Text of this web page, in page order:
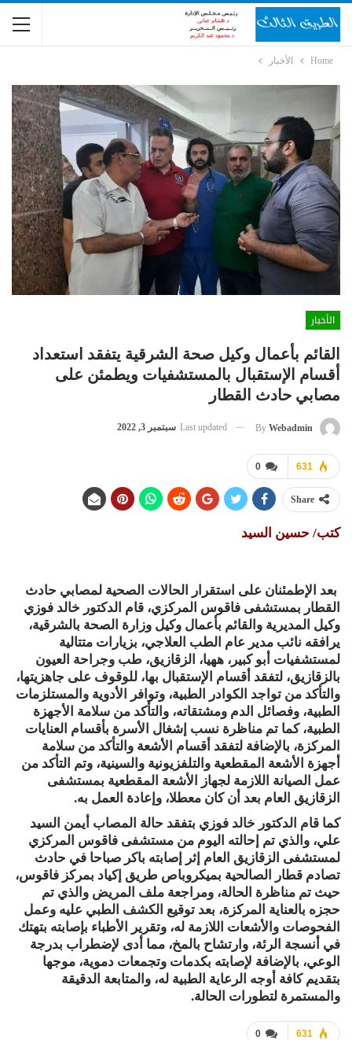
Home الأخبار
الأخبار
القائم بأعمال وكيل صحة الشرقية يتفقد استعداد
أقسام الإستقبال بالمستشفيات ويطمئن على
مصابي حادث القطار
By Webadmin
Last updated سبتمبر 3, 2022
0 631
Share
كتب/ حسين السيد
بعد الإطمئنان على استقرار الحالات الصحية لمصابي حادث
القطار بمستشفى فاقوس المركزي، قام الدكتور خالد فوزي
وكيل المديرية والقائم بأعمال وكيل وزارة الصحة بالشرقية،
يرافقه نائب مدير عام الطب العلاجي، بزيارات متتالية
لمستشفيات أبو كبير، ههيا، الزقازيق، طب وجراحة العيون
بالزقازيق، لتفقد أقسام الإستقبال بها، للوقوف على جاهزيتها،
والتأكد من تواجد الكوادر الطبية، وتوافر الأدوية والمستلزمات
الطبية، وفصائل الدم ومشتقاته، والتأكد من سلامة الأجهزة
الطبية، كما تم مناظرة نسب إشغال الأسرة بأقسام العنايات
المركزة، بالإضافة لتفقد أقسام الأشعة والتأكد من سلامة
أجهزة الأشعة المقطعية والتلفزيونية والسينية، وتم التأكد من
عمل الصيانة اللازمة لجهاز الأشعة المقطعية بمستشفى
الزقازيق العام بعد أن كان معطلا، وإعادة العمل به.
كما قام الدكتور خالد فوزي بتفقد حالة المصاب أيمن السيد
علي، والذي تم إحالته اليوم من مستشفى فاقوس المركزي
لمستشفى الزقازيق العام إثر إصابته باكر صباحا في حادث
تصادم قطار الصالحية بميكروباص طريق إكياد بمركز فاقوس،
حيث تم مناظرة الحالة، ومراجعة ملف المريض والذي تم
حجزه بالعناية المركزة، بعد توقيع الكشف الطبي عليه وعمل
الفحوصات والأشعات اللازمة له، وتقرير الأطباء بإصابته بتهتك
في أنسجة الرئة، وارتشاح بالمخ، مما أدى لإضطراب بدرجة
الوعي، بالإضافة لإصابته بكدمات وتجمعات دموية، موجها
بتقديم كافة أوجه الرعاية الطبية له، والمتابعة الدقيقة
والمستمرة لتطورات الحالة.
0 631